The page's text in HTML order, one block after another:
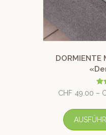
CHF 49.00 –